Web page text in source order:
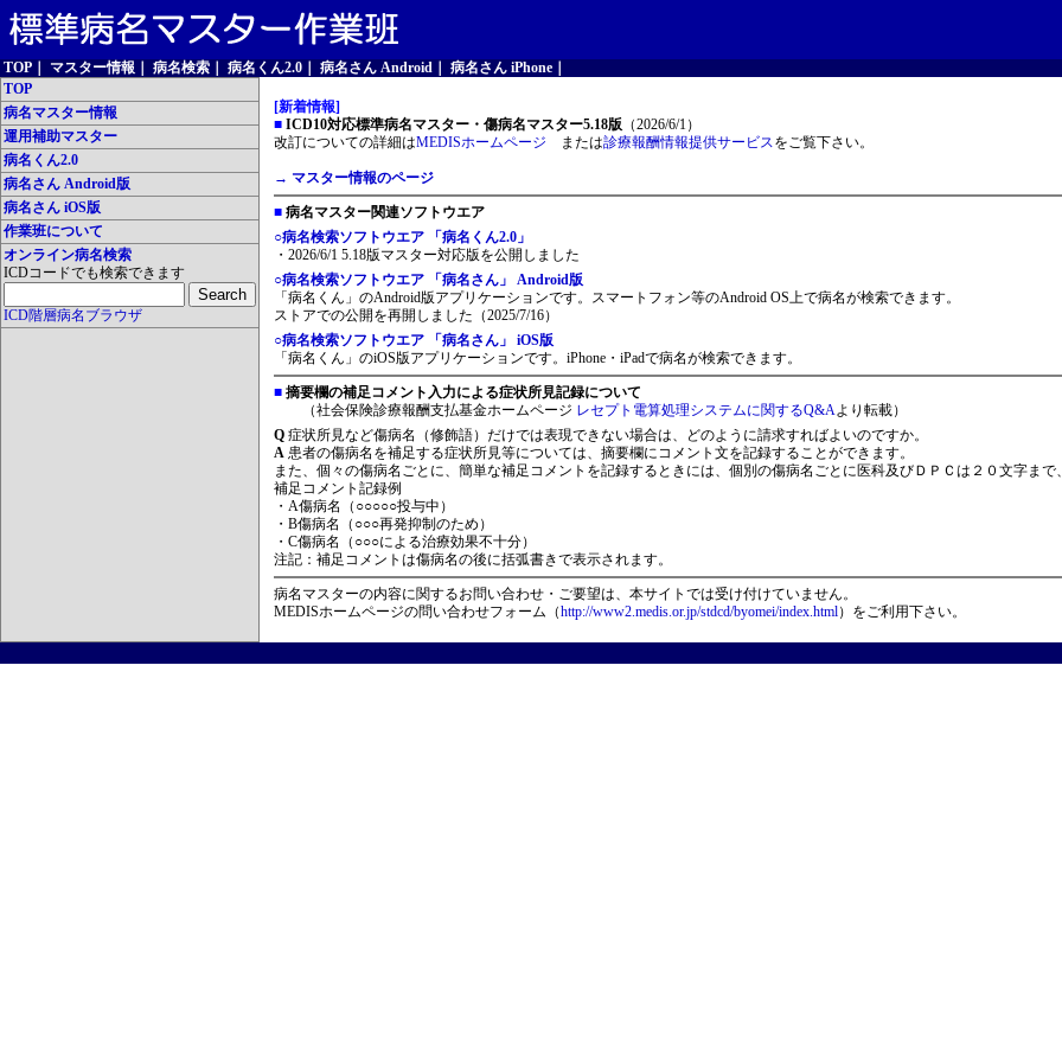
TOP マスター情報 病名検索 病名くん2.0 病名さん Android 病名さん iPhone
TOP
病名マスター情報
運用補助マスター
病名くん2.0
病名さん Android版
病名さん iOS版
作業班について
オンライン病名検索
ICDコードでも検索できます
ICD階層病名ブラウザ
[新着情報]
■ ICD10対応標準病名マスター・傷病名マスター5.18版 （2026/6/1）
改訂についての詳細はMEDISホームページ または診療報酬情報提供サービスをご覧下さい。
→ マスター情報のページ
■ 病名マスター関連ソフトウエア
○病名検索ソフトウエア 「病名くん2.0」
・2026/6/1 5.18版マスター対応版を公開しました
○病名検索ソフトウエア 「病名さん」 Android版
「病名くん」のAndroid版アプリケーションです。スマートフォン等のAndroid OS上で病名が検索できます。
ストアでの公開を再開しました（2025/7/16）
○病名検索ソフトウエア 「病名さん」 iOS版
「病名くん」のiOS版アプリケーションです。iPhone・iPadで病名が検索できます。
■ 摘要欄の補足コメント入力による症状所見記録について
（社会保険診療報酬支払基金ホームページ レセプト電算処理システムに関するQ&Aより転載）
Q 症状所見など傷病名（修飾語）だけでは表現できない場合は、どのように請求すればよいのですか。
A 患者の傷病名を補足する症状所見等については、摘要欄にコメント文を記録することができます。
また、個々の傷病名ごとに、簡単な補足コメントを記録するときには、個別の傷病名ごとに医科及びＤＰＣは２０文字まで
補足コメント記録例
・A傷病名（○○○○○投与中）
・B傷病名（○○○再発抑制のため）
・C傷病名（○○○による治療効果不十分）
注記：補足コメントは傷病名の後に括弧書きで表示されます。
病名マスターの内容に関するお問い合わせ・ご要望は、本サイトでは受け付けていません。
MEDISホームページの問い合わせフォーム（http://www2.medis.or.jp/stdcd/byomei/index.html）をご利用下さい。